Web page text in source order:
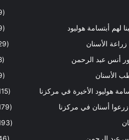
(9)
لهم أبتسامة هوليود
(9)
زراعة الأسنان
(29)
أنس عبد الرحمن
(8)
الأسنان
(9)
هوليود الأخيرة في مركزنا
(115)
أسنان في مركزنا
(179)
(193)